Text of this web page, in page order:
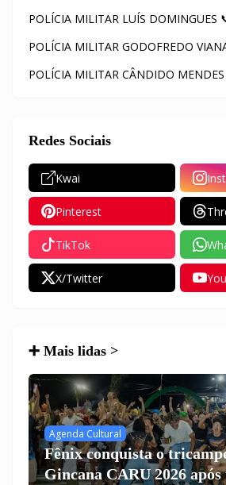
POLÍCIA MILITAR LUÍS DOMINGUES
POLÍCIA MILITAR GODOFREDO
POLÍCIA MILITAR CÂNDIDO
Redes Sociais
Kwai
Pinterest
TikTok
X/Twitter
➕ Mais lidas >
Agenda Cultural
Fênix conquista o
Gincana CARU 2026 após